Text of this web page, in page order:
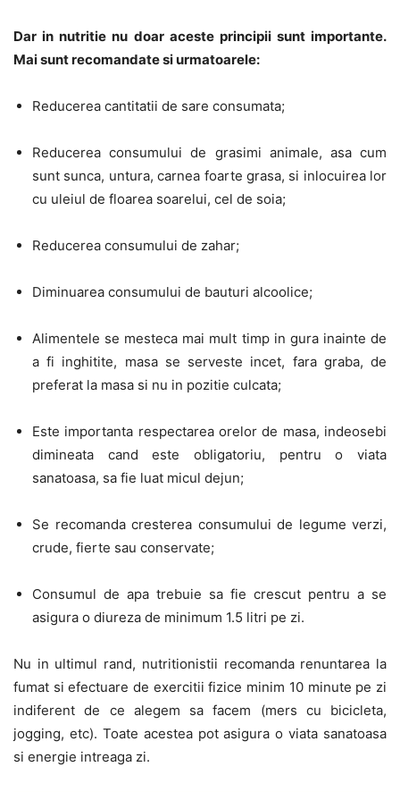
Dar in nutritie nu doar aceste principii sunt importante.
Mai sunt recomandate si urmatoarele:
Reducerea cantitatii de sare consumata;
Reducerea consumului de grasimi animale, asa cum
sunt sunca, untura, carnea foarte grasa, si inlocuirea lor
cu uleiul de floarea soarelui, cel de soia;
Reducerea consumului de zahar;
Diminuarea consumului de bauturi alcoolice;
Alimentele se mesteca mai mult timp in gura inainte de
a fi inghitite, masa se serveste incet, fara graba, de
preferat la masa si nu in pozitie culcata;
Este importanta respectarea orelor de masa, indeosebi
dimineata cand este obligatoriu, pentru o viata
sanatoasa, sa fie luat micul dejun;
Se recomanda cresterea consumului de legume verzi,
crude, fierte sau conservate;
Consumul de apa trebuie sa fie crescut pentru a se
asigura o diureza de minimum 1.5 litri pe zi.
Nu in ultimul rand, nutritionistii recomanda renuntarea la
fumat si efectuare de exercitii fizice minim 10 minute pe zi
indiferent de ce alegem sa facem (mers cu bicicleta,
jogging, etc). Toate acestea pot asigura o viata sanatoasa
si energie intreaga zi.